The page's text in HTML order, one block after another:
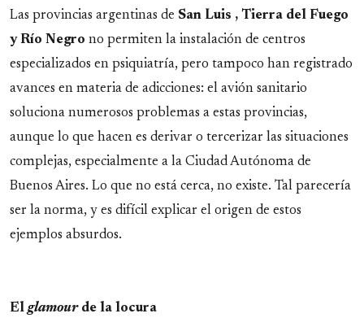
Las provincias argentinas de San Luis , Tierra del Fuego
y Río Negro no permiten la instalación de centros
especializados en psiquiatría, pero tampoco han registrado
avances en materia de adicciones: el avión sanitario
soluciona numerosos problemas a estas provincias,
aunque lo que hacen es derivar o tercerizar las situaciones
complejas, especialmente a la Ciudad Autónoma de
Buenos Aires. Lo que no está cerca, no existe. Tal parecería
ser la norma, y es difícil explicar el origen de estos
ejemplos absurdos.
Elglamourde la locura